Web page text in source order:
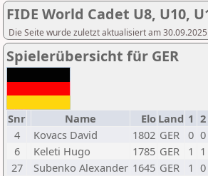
FIDE World Cadet U8, U10,
Die Seite wurde zuletzt aktualisiert am
Spielerübersicht für GER
Snr Name Elo Land 1 2
4
Kovacs David 1802 GER 0 0
6
Keleti Hugo 1785 GER 1 1
27
Subenko Alexander 1645 GER 1 0